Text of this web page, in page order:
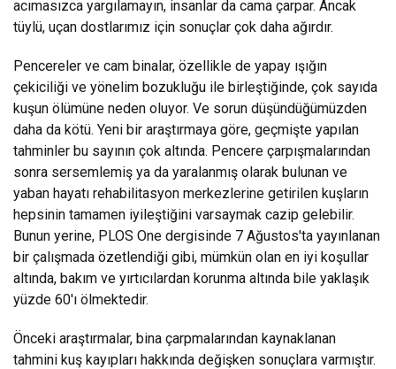
acımasızca yargılamayın, insanlar da cama çarpar. Ancak
tüylü, uçan dostlarımız için sonuçlar çok daha ağırdır.
Pencereler ve cam binalar, özellikle de yapay ışığın
çekiciliği ve yönelim bozukluğu ile birleştiğinde, çok sayıda
kuşun ölümüne neden oluyor. Ve sorun düşündüğümüzden
daha da kötü. Yeni bir araştırmaya göre, geçmişte yapılan
tahminler bu sayının çok altında. Pencere çarpışmalarından
sonra sersemlemiş ya da yaralanmış olarak bulunan ve
yaban hayatı rehabilitasyon merkezlerine getirilen kuşların
hepsinin tamamen iyileştiğini varsaymak cazip gelebilir.
Bunun yerine, PLOS One dergisinde 7 Ağustos'ta yayınlanan
bir çalışmada özetlendiği gibi, mümkün olan en iyi koşullar
altında, bakım ve yırtıcılardan korunma altında bile yaklaşık
yüzde 60'ı ölmektedir.
Önceki araştırmalar, bina çarpmalarından kaynaklanan
tahmini kuş kayıpları hakkında değişken sonuçlara varmıştır.